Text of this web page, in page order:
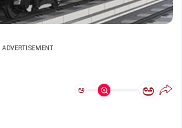
ADVERTISEMENT
ಅ ಅ